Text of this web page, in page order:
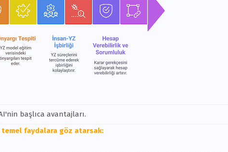
başlıca avantajları.
temel faydalara göz atarsak: